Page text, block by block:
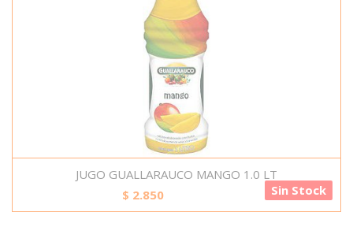
JUGO GUALLARAUCO MANGO 1.0 LT
$ 2.850 Sin Stock